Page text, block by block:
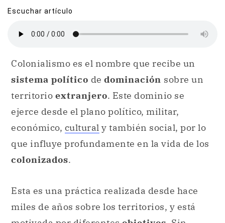
Escuchar artículo
Colonialismo es el nombre que recibe un
sistema político de dominación sobre un
territorio extranjero. Este dominio se
ejerce desde el plano político, militar,
económico, cultural y también social, por lo
que influye profundamente en la vida de los
colonizados.
Esta es una práctica realizada desde hace
miles de años sobre los territorios, y está